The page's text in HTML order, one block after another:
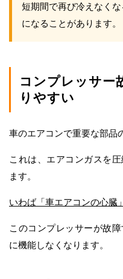
短期間で再び冷えなく
になることがあります。
コンプレッサー
りやすい
車のエアコンで重要な部品
これは、エアコンガスを
ます。
いわば「車エアコンの心臓
このコンプレッサーが故
に機能しなくなります。